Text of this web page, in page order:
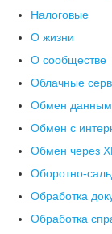
Налоговые
О жизни
О сообществе
Облачные
Обмен
Обмен с
Обмен через
Оборотно-
Обработка
Обработка